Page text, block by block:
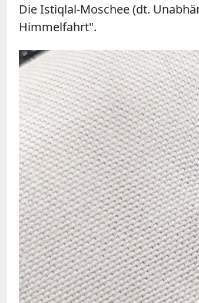
Die Istiqlal-Moschee (dt.
Himmelfahrt".